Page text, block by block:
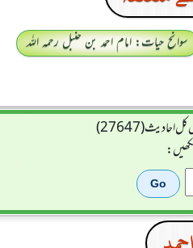
سوانح حیات: امام احمد بن حنبل رحمہ اللہ
احادیث (27647)